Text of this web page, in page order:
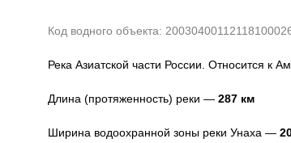
Код водного объекта:
Река Азиатской части России. Относится к
Длина (протяженность) реки — 287км
Ширина водоохранной зоны реки Унаха —